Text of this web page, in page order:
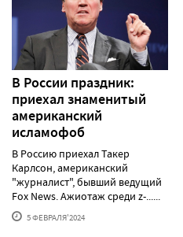
В России праздник:
приехал знаменитый
американский
исламофоб
В Россию приехал Такер
Карлсон, американский
"журналист", бывший ведущий
Fox News. Ажиотаж среди z-......
5 ФЕВРАЛЯ'2024